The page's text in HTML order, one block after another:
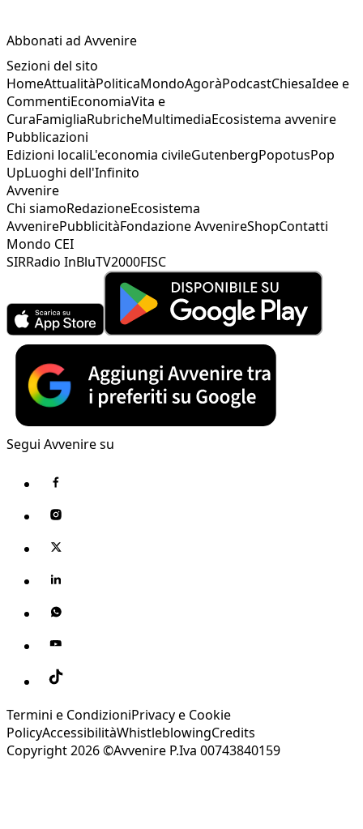
Abbonati ad Avvenire
Sezioni del sito
HomeAttualitàPoliticaMondoAgoràPodcastChiesaIdee e
CommentiEconomiaVita e
CuraFamigliaRubricheMultimediaEcosistema avvenire
Pubblicazioni
Edizioni localiL'economia civileGutenbergPopotusPop
UpLuoghi dell'Infinito
Avvenire
Chi siamoRedazioneEcosistema
AvvenirePubblicitàFondazione AvvenireShopContatti
Mondo CEI
SIRRadio InBluTV2000FISC
Segui Avvenire su
Termini e CondizioniPrivacy e Cookie
PolicyAccessibilitàWhistleblowingCredits
Copyright 2026 ©Avvenire P.Iva 00743840159